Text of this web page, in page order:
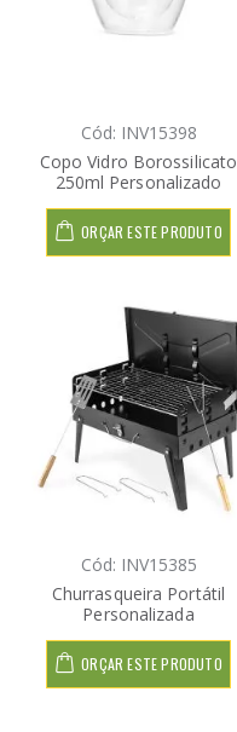
Cód: INV15398
Copo Vidro Borossilicato
250ml Personalizado
ORÇAR ESTE PRODUTO
Cód: INV15385
Churrasqueira Portátil
Personalizada
ORÇAR ESTE PRODUTO